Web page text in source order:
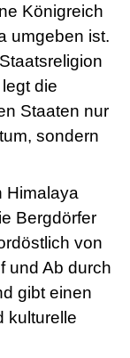
Königreich
umgeben ist.
die
Staaten nur
sondern
Himalaya
Bergdörfer
von
und Ab durch
gibt einen
kulturelle